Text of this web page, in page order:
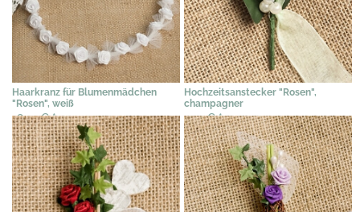
Haarkranz für Blumenmädchen
"Rosen", weiß
18,41 €*
Hochzeitsanstecker "Rosen",
champagner
2,31 €*